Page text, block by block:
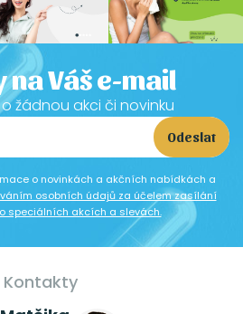
na Váš e-mail
žádnou akci či novinku
Odeslat
o novinkách a akčních nabídkách a
osobních údajů za účelem zasílání
speciálních akcích a slevách.
Kontakty